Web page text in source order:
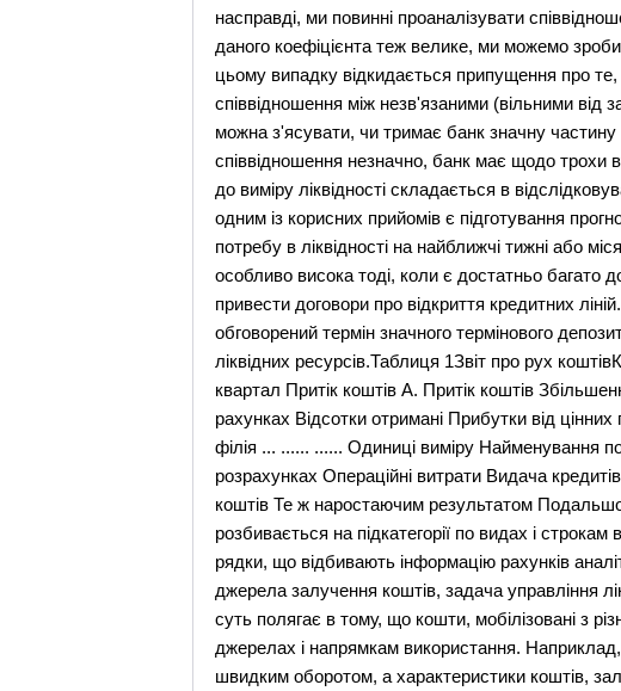
насправді, ми повинні проаналізувати
даного коефіцієнта теж велике, ми можемо
цьому випадку відкидається припущення про
співвідношення між незв'язаними (вільними від
можна з'ясувати, чи тримає банк значну
співвідношення незначно, банк має щодо трохи
до виміру ліквідності складається в
одним із корисних прийомів є підготування
потребу в ліквідності на найближчі тижні або
особливо висока тоді, коли є достатньо багато
привести договори про відкриття кредитних
обговорений термін значного термінового
ліквідних ресурсів.Таблиця 1Звіт про рух
квартал Притік коштів А. Притік коштів
рахунках Відсотки отримані Прибутки від
філія ... ...... ...... Одиниці виміру Найменування
розрахунках Операційні витрати Видача
коштів Те ж наростаючим результатом
розбивається на підкатегорії по видах і
рядки, що відбивають інформацію рахунків
джерела залучення коштів, задача управління
суть полягає в тому, що кошти, мобілізовані з
джерелах і напрямкам використання.
швидким оборотом, а характеристики коштів,